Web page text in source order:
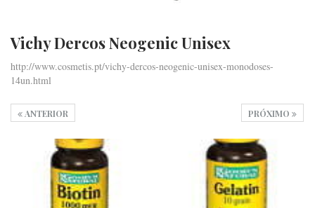
Vichy Dercos Neogenic Unisex
http://www.cosmetis.pt/vichy-dercos-neogenic-unisex-monodoses-
14un.html
PRÓXIMO
ANTERIOR